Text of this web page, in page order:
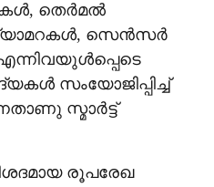
തെര്‍മല്‍
സെന്‍സര്‍
സംയോജിപ്പിച്ച്
സ്മാര്‍ട്ട്
രൂപരേഖ